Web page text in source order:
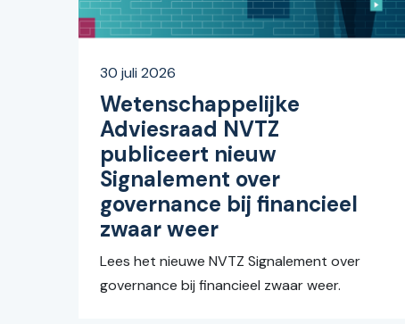
Wetenschappelijke
Adviesraad NVTZ
publiceert nieuw
Signalement over
governance bij financieel
zwaar weer
30 juli 2026
Lees het nieuwe NVTZ Signalement over
governance bij financieel zwaar weer.